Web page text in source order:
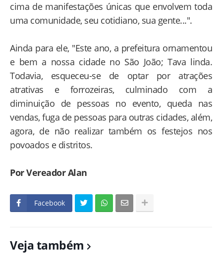
cima de manifestações únicas que envolvem toda
uma comunidade, seu cotidiano, sua gente...".
Ainda para ele, "Este ano, a prefeitura ornamentou
e bem a nossa cidade no São João; Tava linda.
Todavia, esqueceu-se de optar por atrações
atrativas e forrozeiras, culminado com a
diminuição de pessoas no evento, queda nas
vendas, fuga de pessoas para outras cidades, além,
agora, de não realizar também os festejos nos
povoados e distritos.
Por Vereador Alan
Facebook
Veja também